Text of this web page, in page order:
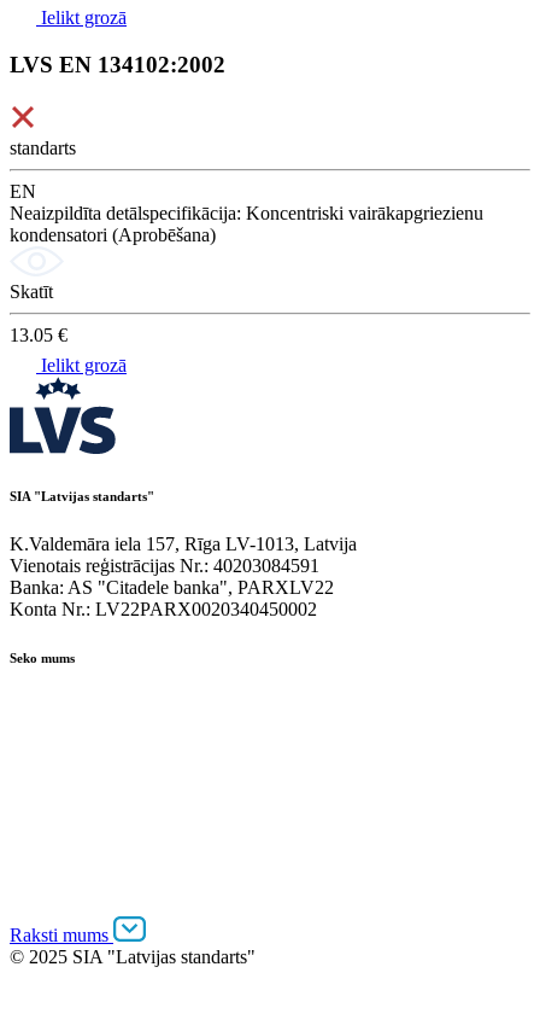
Ielikt grozā
LVS EN 134102:2002
standarts
EN
Neaizpildīta detālspecifikācija: Koncentriski vairākapgriezienu
kondensatori (Aprobēšana)
Skatīt
13.05 €
Ielikt grozā
SIA "Latvijas standarts"
K.Valdemāra iela 157, Rīga LV-1013, Latvija
Vienotais reģistrācijas Nr.: 40203084591
Banka: AS "Citadele banka", PARXLV22
Konta Nr.: LV22PARX0020340450002
Seko mums
Raksti mums
© 2025 SIA "Latvijas standarts"